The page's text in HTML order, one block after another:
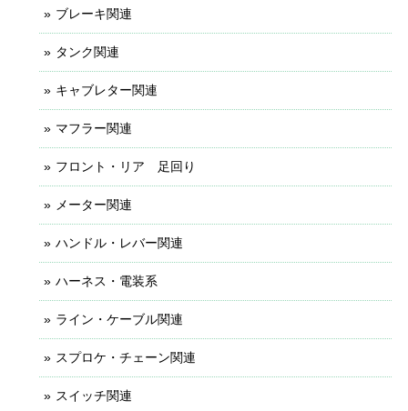
ブレーキ関連
タンク関連
キャブレター関連
マフラー関連
フロント・リア 足回り
メーター関連
ハンドル・レバー関連
ハーネス・電装系
ライン・ケーブル関連
スプロケ・チェーン関連
スイッチ関連